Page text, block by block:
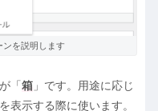
ンを説明します
「 箱 」です。用途に応じ
表示する際に使います。